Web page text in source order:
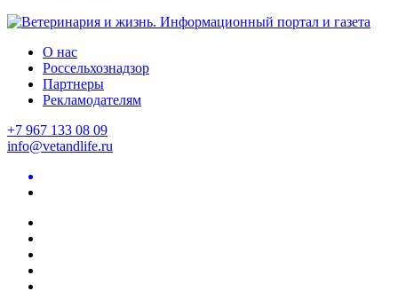
О нас
Россельхознадзор
Партнеры
Рекламодателям
+7 967 133 08 09
info@vetandlife.ru